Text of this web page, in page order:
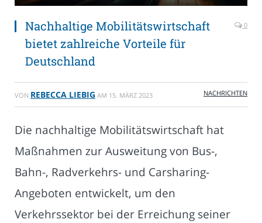
Nachhaltige Mobilitätswirtschaft
bietet zahlreiche Vorteile für
Deutschland
0
VON REBECCA LIEBIG AM 15. MÄRZ 2023 NACHRICHTEN
Die nachhaltige Mobilitätswirtschaft hat
Maßnahmen zur Ausweitung von Bus-,
Bahn-, Radverkehrs- und Carsharing-
Angeboten entwickelt, um den
Verkehrssektor bei der Erreichung seiner